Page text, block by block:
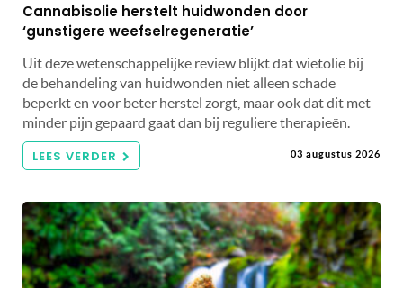
Cannabisolie herstelt huidwonden door
‘gunstigere weefselregeneratie’
Uit deze wetenschappelijke review blijkt dat wietolie bij
de behandeling van huidwonden niet alleen schade
beperkt en voor beter herstel zorgt, maar ook dat dit met
minder pijn gepaard gaat dan bij reguliere therapieën.
LEES VERDER 03 augustus 2026